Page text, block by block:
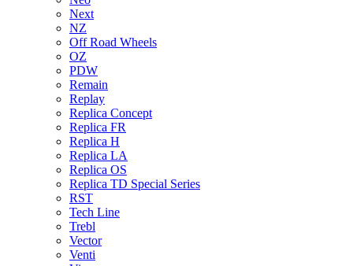
Next
NZ
Off Road Wheels
OZ
PDW
Remain
Replay
Replica Concept
Replica FR
Replica H
Replica LA
Replica OS
Replica TD Special Series
RST
Tech Line
Trebl
Vector
Venti